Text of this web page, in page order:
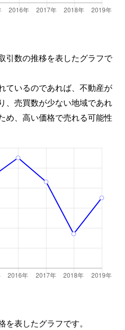
引数の推移を表したグラフで
ているのであれば、不動産が
、売買数が少ない地域であれ
め、高い価格で売れる可能性
表したグラフです。